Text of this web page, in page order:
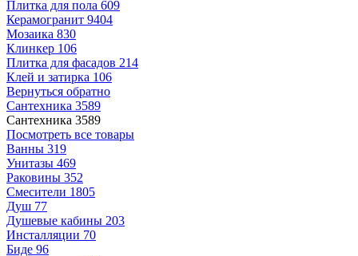
Плитка для пола 609
Керамогранит 9404
Мозаика 830
Клинкер 106
Плитка для фасадов 214
Клей и затирка 106
Вернуться обратно
Сантехника 3589
Сантехника 3589
Посмотреть все товары
Ванны 319
Унитазы 469
Раковины 352
Смесители 1805
Душ 77
Душевые кабины 203
Инсталляции 70
Биде 96